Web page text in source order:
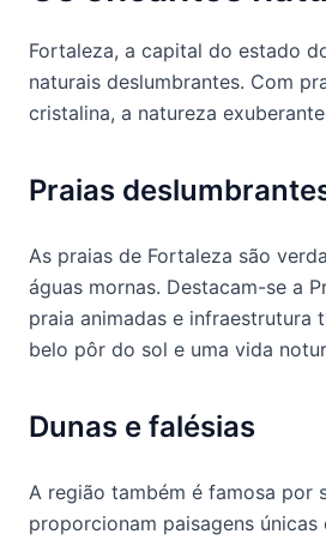
Fortaleza, a capital do estado
naturais deslumbrantes. Com
cristalina, a natureza
Praias
As praias de Fortaleza são
águas mornas. Destacam-se a
praia animadas e infraestrutura
belo pôr do sol e uma vida
Dunas e falésias
A região também é famosa por
proporcionam paisagens